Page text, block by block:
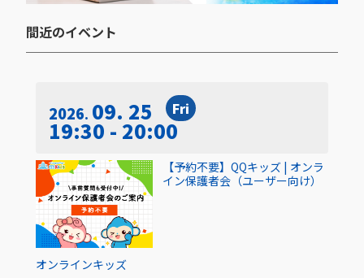
間近のイベント​
2026 09. 25 Fri
19:30 - 20:00
オンラインキッズ
【予約不要】QQキッズ | オンラ
イン保護者会（ユーザー向け）